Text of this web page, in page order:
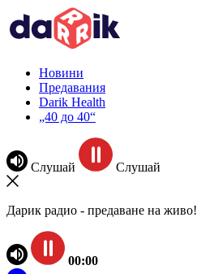
Новини
Предавания
Darik Health
„40 до 40“
Слушай Слушай
Дарик радио - предаване на живо!
00:00